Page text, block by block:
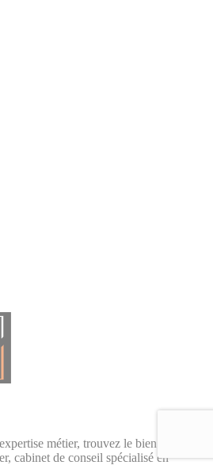
métier, trouvez le bien qui vous
cabinet de conseil spécialisé en